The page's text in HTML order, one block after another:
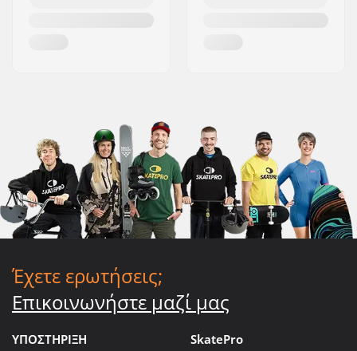
Έχετε ερωτήσεις;
Επικοινωνήστε μαζί μας
ΥΠΟΣΤΗΡΙΞΗ SkatePro